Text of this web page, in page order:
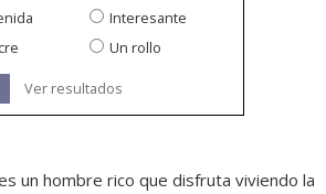
Interesante
Un rollo
Ver resultados
un hombre rico que disfruta viviendo la